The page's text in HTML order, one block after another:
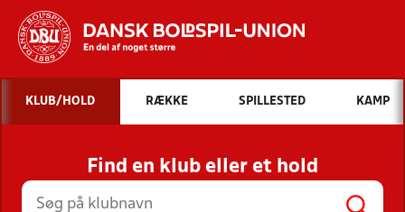
Hvad vil du søge efter?
INDHOLD OG NYHEDER
STILLINGER, RESULTATER, KLUBBER OG
HOLD
KLUB/HOLD RÆKKE SPILLESTED KAMP
Find en klub eller et hold